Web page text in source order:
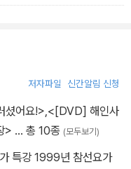
다. 그러므로 알려면 바로
별 생색을 다 내면서 주고
또 별별 험담을 다 늘어놓
준 것이 되질 못한다. 아직
아 있어 요지부동이기
저자파일 신간알림 신청
셨어요!>,<[DVD] 해인사
> … 총 10종 (모두보기)
참선요가